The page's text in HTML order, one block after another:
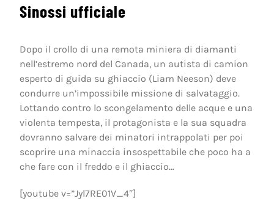
Sinossi ufficiale
Dopo il crollo di una remota miniera di diamanti
nell’estremo nord del Canada, un autista di camion
esperto di guida su ghiaccio (Liam Neeson) deve
condurre un’impossibile missione di salvataggio.
Lottando contro lo scongelamento delle acque e una
violenta tempesta, il protagonista e la sua squadra
dovranno salvare dei minatori intrappolati per poi
scoprire una minaccia insospettabile che poco ha a
che fare con il freddo e il ghiaccio…
[youtube v=”Jyl7RE01V_4″]